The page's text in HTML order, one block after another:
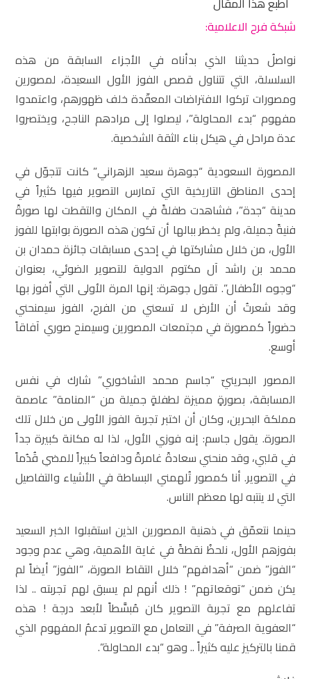
شبكة فرح الاعلامية:
نواصلُ حديثنا الذي بدأناه في الأجزاء السابقة من هذه
السلسلة، التي تتناول قصص الفوز الأول السعيدة، لمصورين
ومصورات تركوا الافتراضات المعقّدة خلف ظهورهم، واعتمدوا
مفهوم “بدء المحاولة”، ليصلوا إلى مرادهم الناجح، ويختصروا
عدة مراحل في هيكل بناء الثقة الشخصية.
المصورة السعودية “جوهرة سعيد الزهراني” كانت تتجوّل في
إحدى المناطق التاريخية التي تمارس التصوير فيها كثيراً في
مدينة “جدة”، فشاهدت طفلةً في المكان والتقطت لها صورةً
فنيةً جميلة، ولم يخطر ببالها أن تكون هذه الصورة بوابتها للفوز
الأول، من خلال مشاركتها في إحدى مسابقات جائزة حمدان بن
محمد بن راشد آل مكتوم الدولية للتصوير الضوئي، بعنوان
“وجوه الأطفال”. تقول جوهرة: إنها المرة الأولى التي أفوز بها
وقد شعرتُ أن الأرض لا تسعني من الفرح، الفوز سيمنحني
حضوراً كمصورة في مجتمعات المصورين وسيمنح صوري آفاقاً
أوسع.
المصور البحرينيّ “جاسم محمد الشاخوري” شارك في نفس
المسابقة، بصورةٍ مميزة لطفلةٍ جميلة من “المنامة” عاصمة
مملكة البحرين، وكان أن اختبر تجربة الفوز الأولى من خلال تلك
الصورة. يقول جاسم: إنه فوزي الأول، لذا له مكانة كبيرة جداً
في قلبي، وقد منحني سعادةً غامرةً ودافعاً كبيراً للمضي قُدُماً
في التصوير. أنا كمصور تُلهمني البساطة في الأشياء والتفاصيل
التي لا ينتبه لها معظم الناس.
حينما نتعمّق في ذهنية المصورين الذين استقبلوا الخبر السعيد
بفوزهم الأول، نلحظُ نقطةً في غاية الأهمية، وهي عدم وجود
“الفوز” ضمن “أهدافهم” خلال التقاط الصورة، “الفوز” أيضاً لم
يكن ضمن “توقعاتهم” ! ذلك أنهم لم يسبق لهم تجربته .. لذا
تفاعلهم مع تجربة التصوير كان مُبسَّطاً لأبعد درجة ! هذه
“العفوية الصرفة” في التعامل مع التصوير تدعمُ المفهوم الذي
قمنا بالتركيز عليه كثيراً .. وهو “بدء المحاولة”.